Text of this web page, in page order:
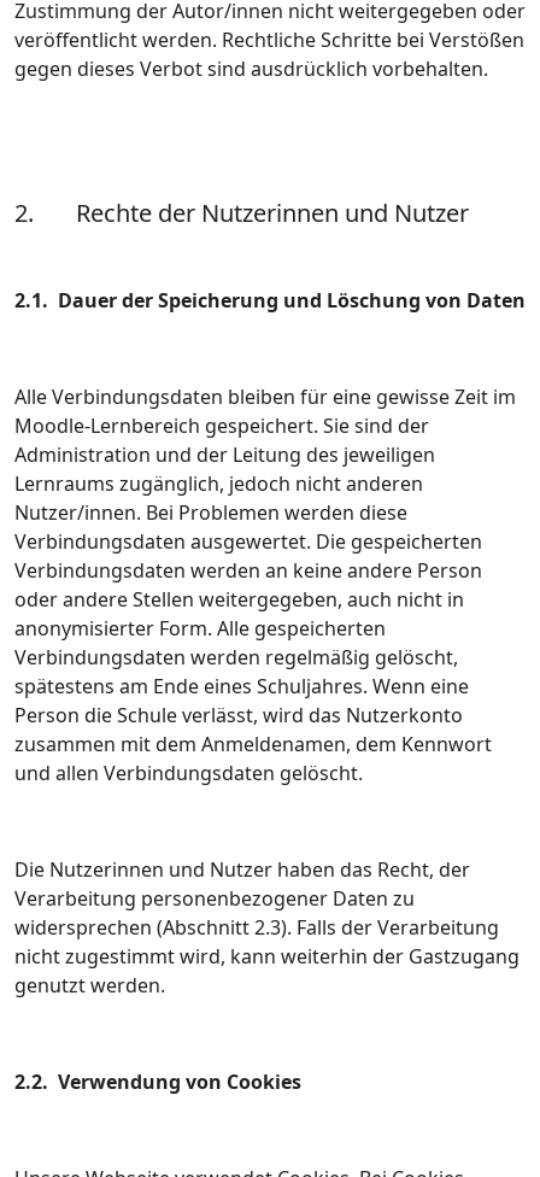
Zustimmung der Autor/innen nicht weitergegeben oder
veröffentlicht werden. Rechtliche Schritte bei Verstößen
gegen dieses Verbot sind ausdrücklich vorbehalten.
2. Rechte der Nutzerinnen und Nutzer
2.1. Dauer der Speicherung und Löschung von Daten
Alle Verbindungsdaten bleiben für eine gewisse Zeit im
Moodle-Lernbereich gespeichert. Sie sind der
Administration und der Leitung des jeweiligen
Lernraums zugänglich, jedoch nicht anderen
Nutzer/innen. Bei Problemen werden diese
Verbindungsdaten ausgewertet. Die gespeicherten
Verbindungsdaten werden an keine andere Person
oder andere Stellen weitergegeben, auch nicht in
anonymisierter Form. Alle gespeicherten
Verbindungsdaten werden regelmäßig gelöscht,
spätestens am Ende eines Schuljahres. Wenn eine
Person die Schule verlässt, wird das Nutzerkonto
zusammen mit dem Anmeldenamen, dem Kennwort
und allen Verbindungsdaten gelöscht.
Die Nutzerinnen und Nutzer haben das Recht, der
Verarbeitung personenbezogener Daten zu
widersprechen (Abschnitt 2.3). Falls der Verarbeitung
nicht zugestimmt wird, kann weiterhin der Gastzugang
genutzt werden.
2.2. Verwendung von Cookies